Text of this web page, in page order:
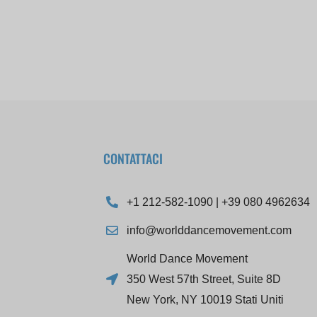
CONTATTACI
+1 212-582-1090 | +39 080 4962634
info@worlddancemovement.com
World Dance Movement
350 West 57th Street, Suite 8D
New York, NY 10019 Stati Uniti